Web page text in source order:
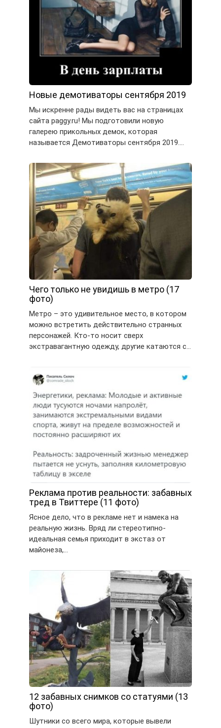
Новые демотиваторы сентября 2019
Мы искренне рады видеть вас на страницах
сайта paggy.ru! Мы подготовили новую
галерею прикольных демок, которая
называется Демотиваторы сентября 2019….
Чего только не увидишь в метро (17
фото)
Метро – это удивительное место, в котором
можно встретить действительно странных
персонажей. Кто-то носит сверх
экстравагантную одежду, другие катаются с…
Реклама против реальности: забавных
тред в Твиттере (11 фото)
Ясное дело, что в рекламе нет и намека на
реальную жизнь. Вряд ли стереотипно-
идеальная семья приходит в экстаз от
майонеза,…
12 забавных снимков со статуями (13
фото)
Шутники со всего мира, которые вывели